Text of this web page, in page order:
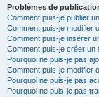
Problèmes de
Comment puis-je publier
Comment puis-je modifier
Comment puis-je insérer
Comment puis-je créer un
Pourquoi ne puis-je pas
Comment puis-je modifier
Pourquoi ne puis-je pas
Pourquoi ne puis-je pas